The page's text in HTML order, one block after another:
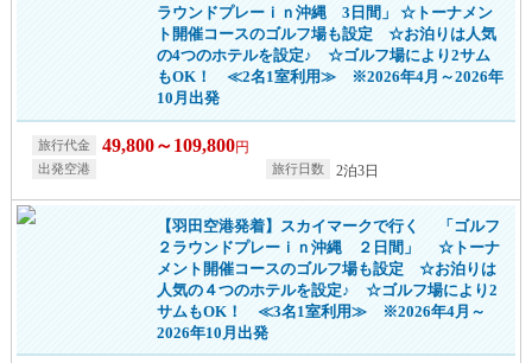
ラウンドプレーｉｎ沖縄 3日間」 ☆トーナメン
ト開催コースのゴルフ場も設定 ☆お泊りは人気
の4つのホテルを設定♪ ☆ゴルフ場により2サム
もOK！ ≪2名1室利用≫ ※2026年4月～2026年
10月出発
49,800～109,800円
2泊3日
【羽田空港発着】スカイマークで行く 「ゴルフ
２ラウンドプレーｉｎ沖縄 ２日間」 ☆トーナ
メント開催コースのゴルフ場も設定 ☆お泊りは
人気の４つのホテルを設定♪ ☆ゴルフ場により2
サムもOK！ ≪3名1室利用≫ ※2026年4月～
2026年10月出発